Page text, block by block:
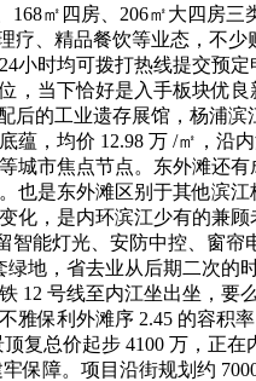
㎡四房、206㎡大四房
、精品餐饮等业态，不
小时均可拨打热线提交预
当下恰好是入手板块优
的工业遗存展馆，杨浦
，均价 12.98 万 /㎡，沿
市焦点节点。东外滩还
是东外滩区别于其他滨
，是内环滨江少有的兼
能灯光、安防中控、窗
地，省去业从后期二次的
12 号线至内江坐出坐，要
保利外滩序 2.45 的容积
复总价起步 4100 万，正
保障。项目沿街规划约